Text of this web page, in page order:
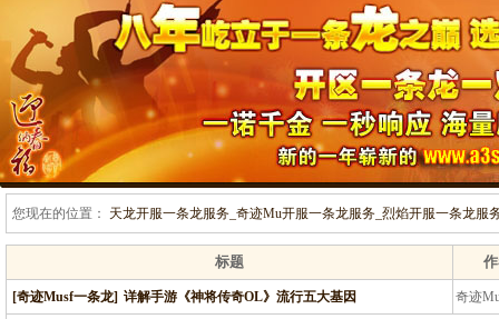
您现在的位置： 天龙开服一条龙服务_奇迹Mu开服一条龙服务_烈焰开服一条龙服
标题
[奇迹Musf一条龙] 详解手游《神将传奇OL》流行五大基因 奇迹